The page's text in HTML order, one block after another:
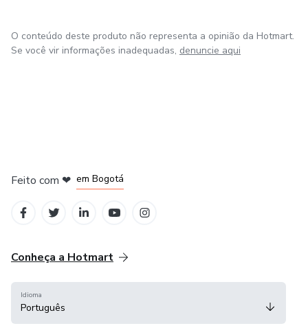
O conteúdo deste produto não representa a opinião da Hotmart.
Se você vir informações inadequadas, denuncie aqui
Feito com ❤ em Bogotá
Conheça a Hotmart
Idioma
Português